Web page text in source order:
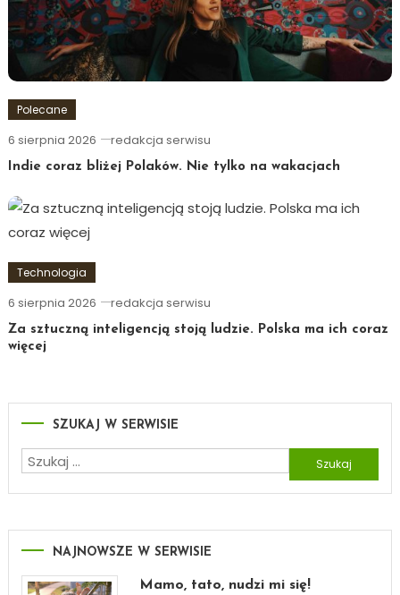
Polecane
6 sierpnia 2026 redakcja serwisu
Indie coraz bliżej Polaków. Nie tylko na wakacjach
Technologia
6 sierpnia 2026 redakcja serwisu
Za sztuczną inteligencją stoją ludzie. Polska ma ich coraz
więcej
SZUKAJ W SERWISIE
Szukaj:
NAJNOWSZE W SERWISIE
Mamo, tato, nudzi mi się!